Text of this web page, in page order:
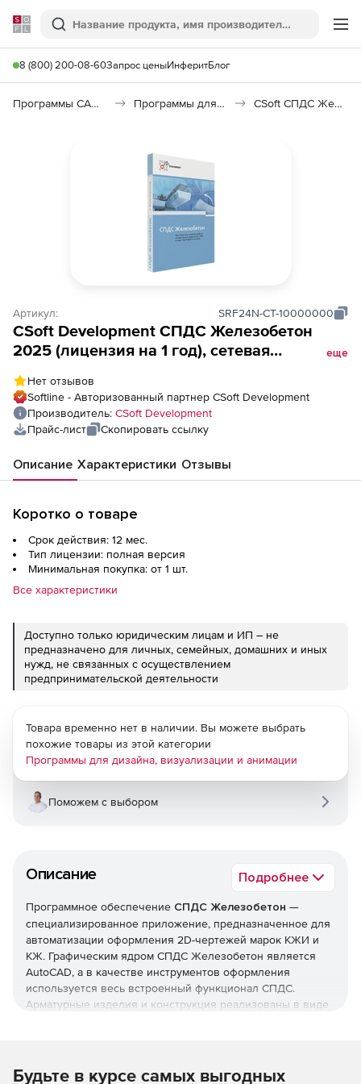
Softline
Поиск
8 (800) 200-08-60Запрос ценыИнферитБлог
Программы САПР и ГИС Программы для дизайна, визуализации и анимации CSoft СПДС Железобетон
Артикул: SRF24N-CT-10000000
CSoft Development СПДС Железобетон
2025 (лицензия на 1 год), сетевая
еще
Нет отзывов
Softline - Авторизованный партнер CSoft Development
Производитель: CSoft Development
Прайс-лист
Скопировать ссылку
Описание Характеристики Отзывы
Коротко о товаре
Срок действия: 12 мес.
Тип лицензии: полная версия
Минимальная покупка: от 1 шт.
Все характеристики
Доступно только юридическим лицам и ИП – не
предназначено для личных, семейных, домашних и иных
нужд, не связанных с осуществлением
предпринимательской деятельности
Описание Подробнее
Программное обеспечение СПДС Железобетон —
специализированное приложение, предназначенное для
автоматизации оформления 2D-чертежей марок КЖИ и
КЖ. Графическим ядром СПДС Железобетон является
AutoCAD, а в качестве инструментов оформления
используется весь встроенный функционал СПДС.
Арматурные изделия и конструкция реализованы в виде
Товара временно нет в наличии. Вы можете выбрать
похожие товары из этой категории
Программы для дизайна, визуализации и анимации
Поможем с выбором
Будьте в курсе самых выгодных